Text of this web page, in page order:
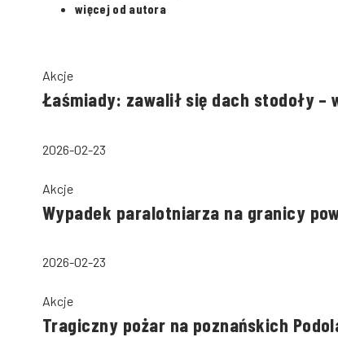
więcej od autora
Akcje
Łaśmiady: zawalił się dach stodoły –
2026-02-23
Akcje
Wypadek paralotniarza na granicy
2026-02-23
Akcje
Tragiczny pożar na poznańskich